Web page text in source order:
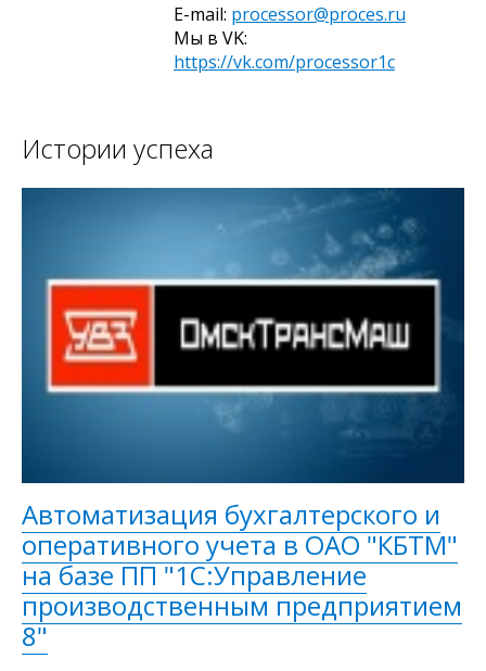
E-mail: processor@proces.ru
Мы в VK:
https://vk.com/processor1c
Истории успеха
Автоматизация бухгалтерского и
оперативного учета в ОАО "КБТМ"
на базе ПП "1С:Управление
производственным предприятием
8"